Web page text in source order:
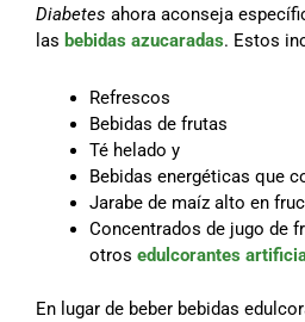
Diabetes ahora aconseja
las bebidas azucaradas. Estos
Refrescos
Bebidas de frutas
Té helado y
Bebidas energéticas que
Jarabe de maíz alto en
Concentrados de jugo de
otros edulcorantes
En lugar de beber bebidas